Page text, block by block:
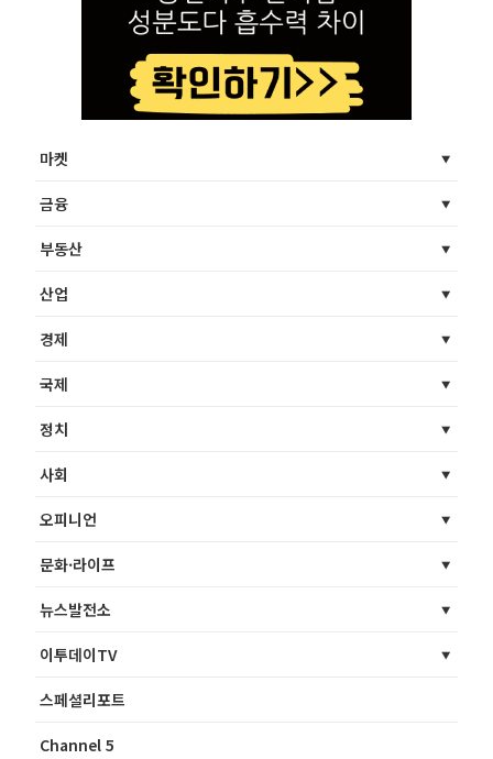
마켓
금융
부동산
산업
경제
국제
정치
사회
오피니언
문화·라이프
뉴스발전소
이투데이TV
스페셜리포트
Channel 5